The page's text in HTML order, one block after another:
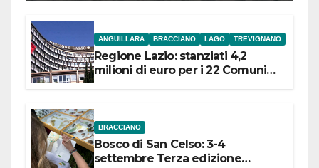
ANGUILLARA BRACCIANO LAGO TREVIGNANO
Regione Lazio: stanziati 4,2
milioni di euro per i 22 Comuni
BRACCIANO
Bosco di San Celso: 3-4
settembre Terza edizione